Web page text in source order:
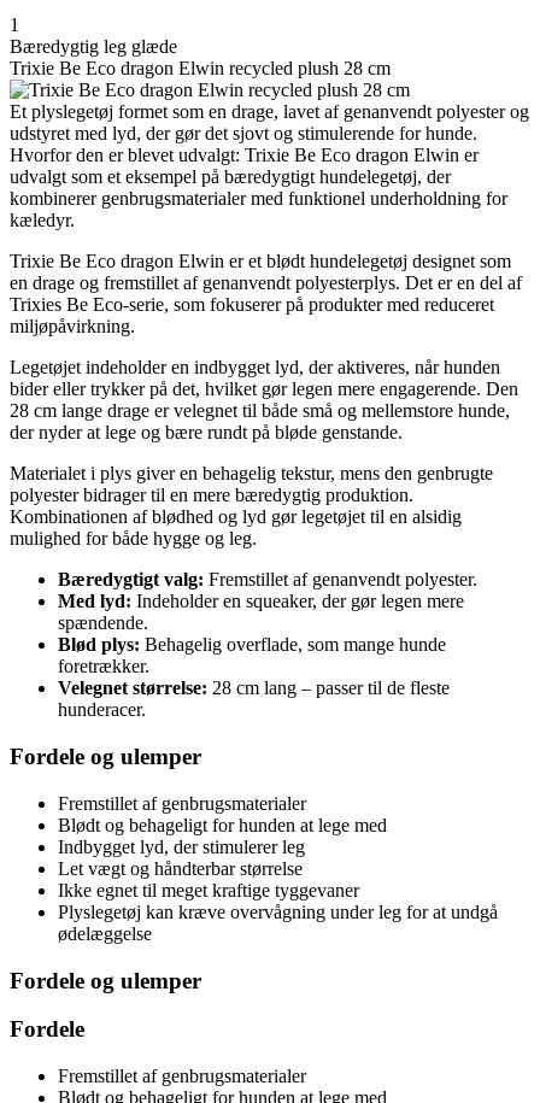
1
Bæredygtig leg glæde
Trixie Be Eco dragon Elwin recycled plush 28 cm
Et plyslegetøj formet som en drage, lavet af genanvendt polyester og
udstyret med lyd, der gør det sjovt og stimulerende for hunde.
Hvorfor den er blevet udvalgt: Trixie Be Eco dragon Elwin er
udvalgt som et eksempel på bæredygtigt hundelegetøj, der
kombinerer genbrugsmaterialer med funktionel underholdning for
kæledyr.
Trixie Be Eco dragon Elwin er et blødt hundelegetøj designet som
en drage og fremstillet af genanvendt polyesterplys. Det er en del af
Trixies Be Eco-serie, som fokuserer på produkter med reduceret
miljøpåvirkning.
Legetøjet indeholder en indbygget lyd, der aktiveres, når hunden
bider eller trykker på det, hvilket gør legen mere engagerende. Den
28 cm lange drage er velegnet til både små og mellemstore hunde,
der nyder at lege og bære rundt på bløde genstande.
Materialet i plys giver en behagelig tekstur, mens den genbrugte
polyester bidrager til en mere bæredygtig produktion.
Kombinationen af blødhed og lyd gør legetøjet til en alsidig
mulighed for både hygge og leg.
Bæredygtigt valg: Fremstillet af genanvendt polyester.
Med lyd: Indeholder en squeaker, der gør legen mere
spændende.
Blød plys: Behagelig overflade, som mange hunde
foretrækker.
Velegnet størrelse: 28 cm lang – passer til de fleste
hunderacer.
Fordele og ulemper
Fremstillet af genbrugsmaterialer
Blødt og behageligt for hunden at lege med
Indbygget lyd, der stimulerer leg
Let vægt og håndterbar størrelse
Ikke egnet til meget kraftige tyggevaner
Plyslegetøj kan kræve overvågning under leg for at undgå
ødelæggelse
Fordele og ulemper
Fordele
Fremstillet af genbrugsmaterialer
Blødt og behageligt for hunden at lege med